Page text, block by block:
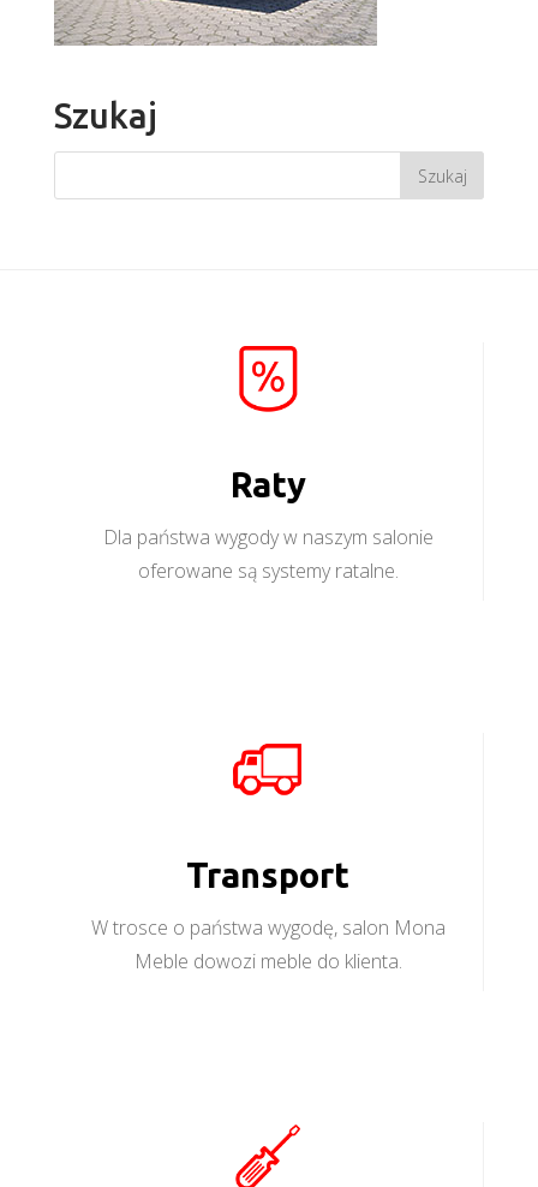
Szukaj
Raty
Dla państwa wygody w naszym salonie
oferowane są systemy ratalne.
Transport
W trosce o państwa wygodę, salon Mona
Meble dowozi meble do klienta.